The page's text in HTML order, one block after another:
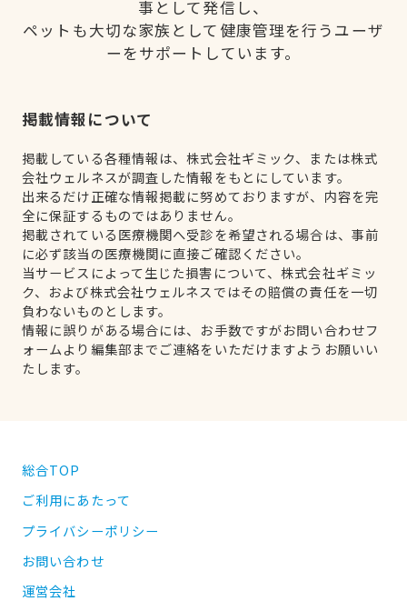
事として発信し、
ペットも大切な家族として健康管理を行うユーザ
ーをサポートしています。
掲載情報について
掲載している各種情報は、株式会社ギミック、または株式
会社ウェルネスが調査した情報をもとにしています。
出来るだけ正確な情報掲載に努めておりますが、内容を完
全に保証するものではありません。
掲載されている医療機関へ受診を希望される場合は、事前
に必ず該当の医療機関に直接ご確認ください。
当サービスによって生じた損害について、株式会社ギミッ
ク、および株式会社ウェルネスではその賠償の責任を一切
負わないものとします。
情報に誤りがある場合には、お手数ですがお問い合わせフ
ォームより編集部までご連絡をいただけますようお願いい
たします。
総合TOP
ご利用にあたって
プライバシーポリシー
お問い合わせ
運営会社